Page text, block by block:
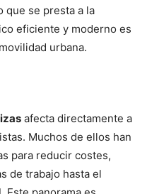
que se presta a la
eficiente y moderno es
urbana.
afecta directamente a
Muchos de ellos han
para reducir costes,
de trabajo hasta el